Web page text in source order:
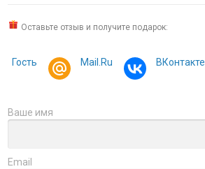
Оставьте отзыв и получите подарок:
Гость Mail.Ru ВКонтакте
Ваше имя
Email